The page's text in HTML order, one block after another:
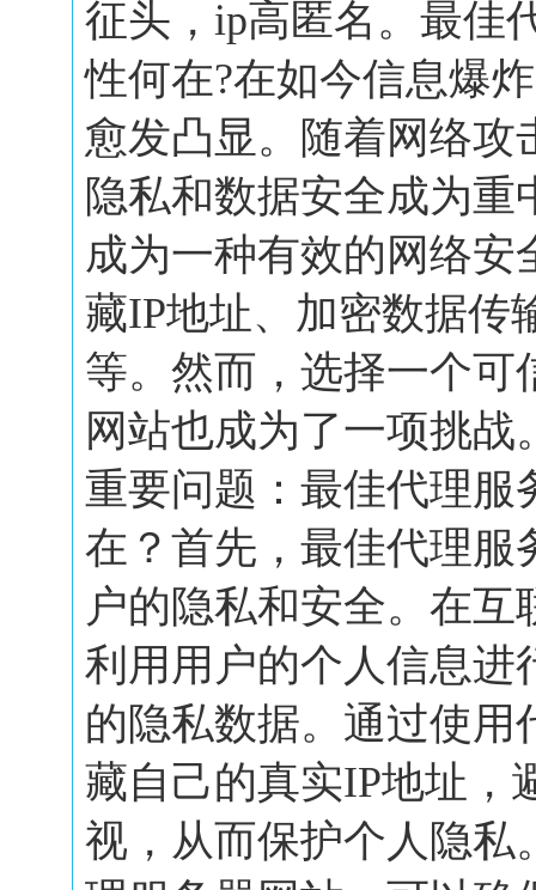
征头，ip高匿名。最佳
性何在?在如今信息爆
愈发凸显。随着网络攻
隐私和数据安全成为
成为一种有效的网络
藏IP地址、加密数据传
等。然而，选择一个可
网站也成为了一项挑
重要问题：最佳代理服
在？首先，最佳代理服
户的隐私和安全。在
利用用户的个人信息进
的隐私数据。通过使
藏自己的真实IP地址，
视，从而保护个人隐私